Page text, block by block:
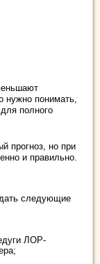
нужно понимать,
полного
прогноз, но при
и правильно.
следующие
ЛОР-